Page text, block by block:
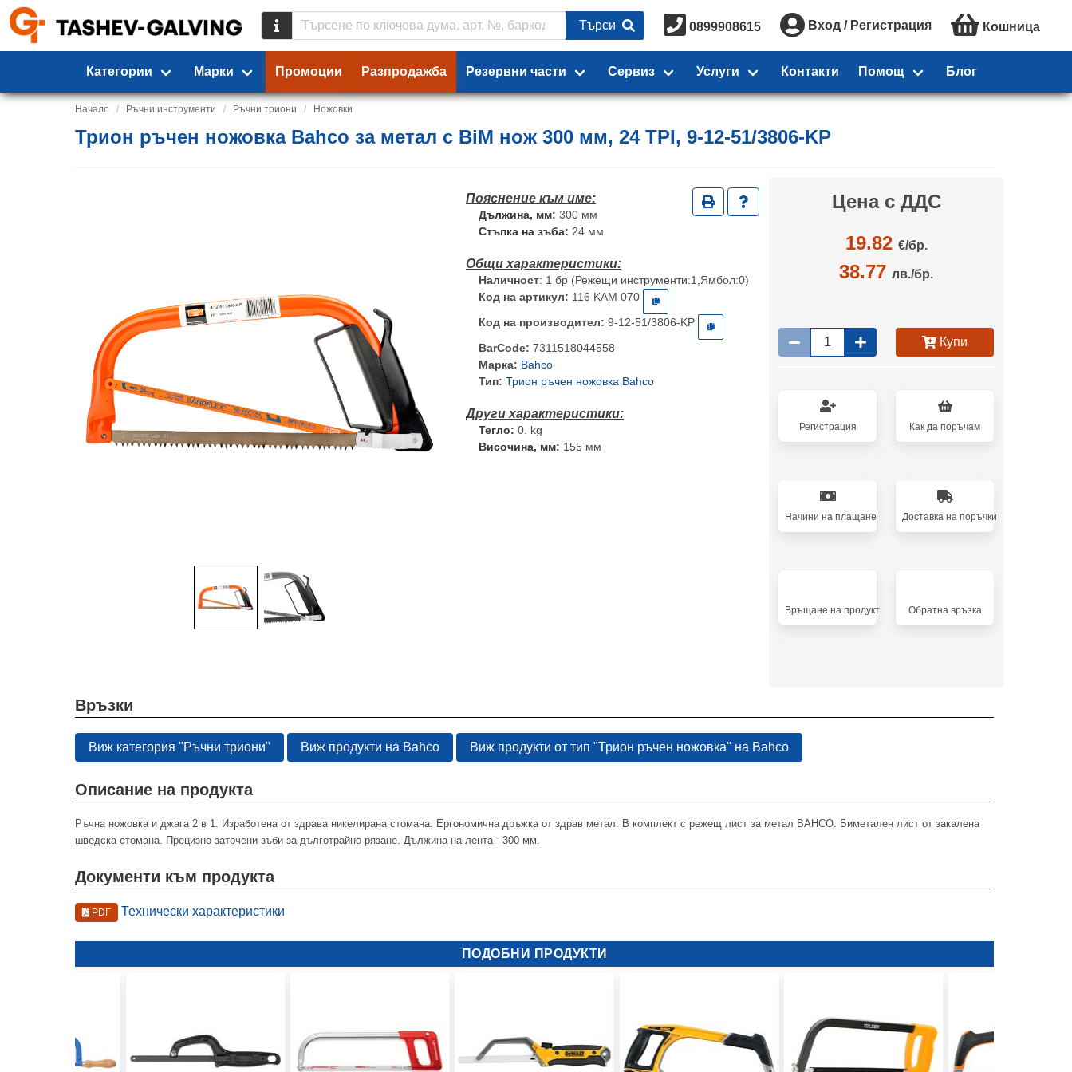
Търси 0899908615 Вход / Регистрация Кошница
Категории Марки Промоции Разпродажба Резервни части Сервиз Услуги Контакти Помощ Блог
Начало Ръчни инструменти Ръчни триони Ножовки
Трион ръчен ножовка Bahco за метал с BiM нож 300 мм, 24 TPI, 9-12-51/3806-KP
Дължина, мм: 300 мм
Стъпка на зъба: 24 мм
Наличност: 1 бр (Режещи инструменти:1,Ямбол:0)
Код на артикул: 116 KAM 070
Код на производител: 9-12-51/3806-KP
BarCode: 7311518044558
Марка: Bahco
Тип: Трион ръчен ножовка Bahco
Тегло: 0. kg
Височина, мм: 155 мм
Цена с ДДС
19.82 €/бр.
38.77 лв./бр.
Купи
Регистрация Как да поръчам
Начини на плащане Доставка на поръчки
Връщане на продукт Oбратна връзка
Връзки
Виж категория "Ръчни триони" Виж продукти на Bahco Виж продукти от тип "Трион ръчен ножовка" на Bahco
Описание на продукта
Ръчна ножовка и джага 2 в 1. Изработена от здрава никелирана стомана. Ергономична дръжка от здрав метал. В комплект с режещ лист за метал BAHCO. Биметален лист от закалена
шведска стомана. Прецизно заточени зъби за дълготрайно рязане. Дължина на лента - 300 мм.
Документи към продукта
PDF Технически характеристики
ПОДОБНИ ПРОДУКТИ